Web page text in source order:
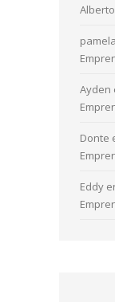
pamela
Ayden
Donte
Eddy